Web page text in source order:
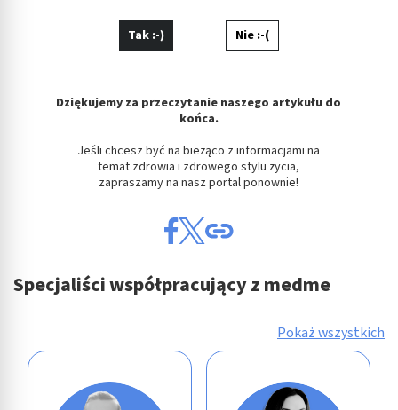
Tak :-) Nie :-(
Dziękujemy za przeczytanie naszego artykułu do
końca.
Jeśli chcesz być na bieżąco z informacjami na
temat zdrowia i zdrowego stylu życia,
zapraszamy na nasz portal ponownie!
Specjaliści współpracujący z medme
Pokaż wszystkich